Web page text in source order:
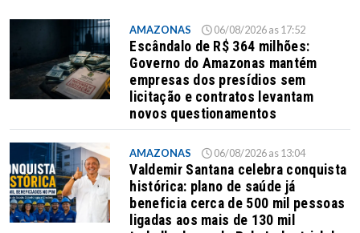
AMAZONAS 06/08/2026 as 17:52
Escândalo de R$ 364 milhões:
Governo do Amazonas mantém
empresas dos presídios sem
licitação e contratos levantam
novos questionamentos
AMAZONAS 06/08/2026 as 13:04
Valdemir Santana celebra conquista
histórica: plano de saúde já
beneficia cerca de 500 mil pessoas
ligadas aos mais de 130 mil